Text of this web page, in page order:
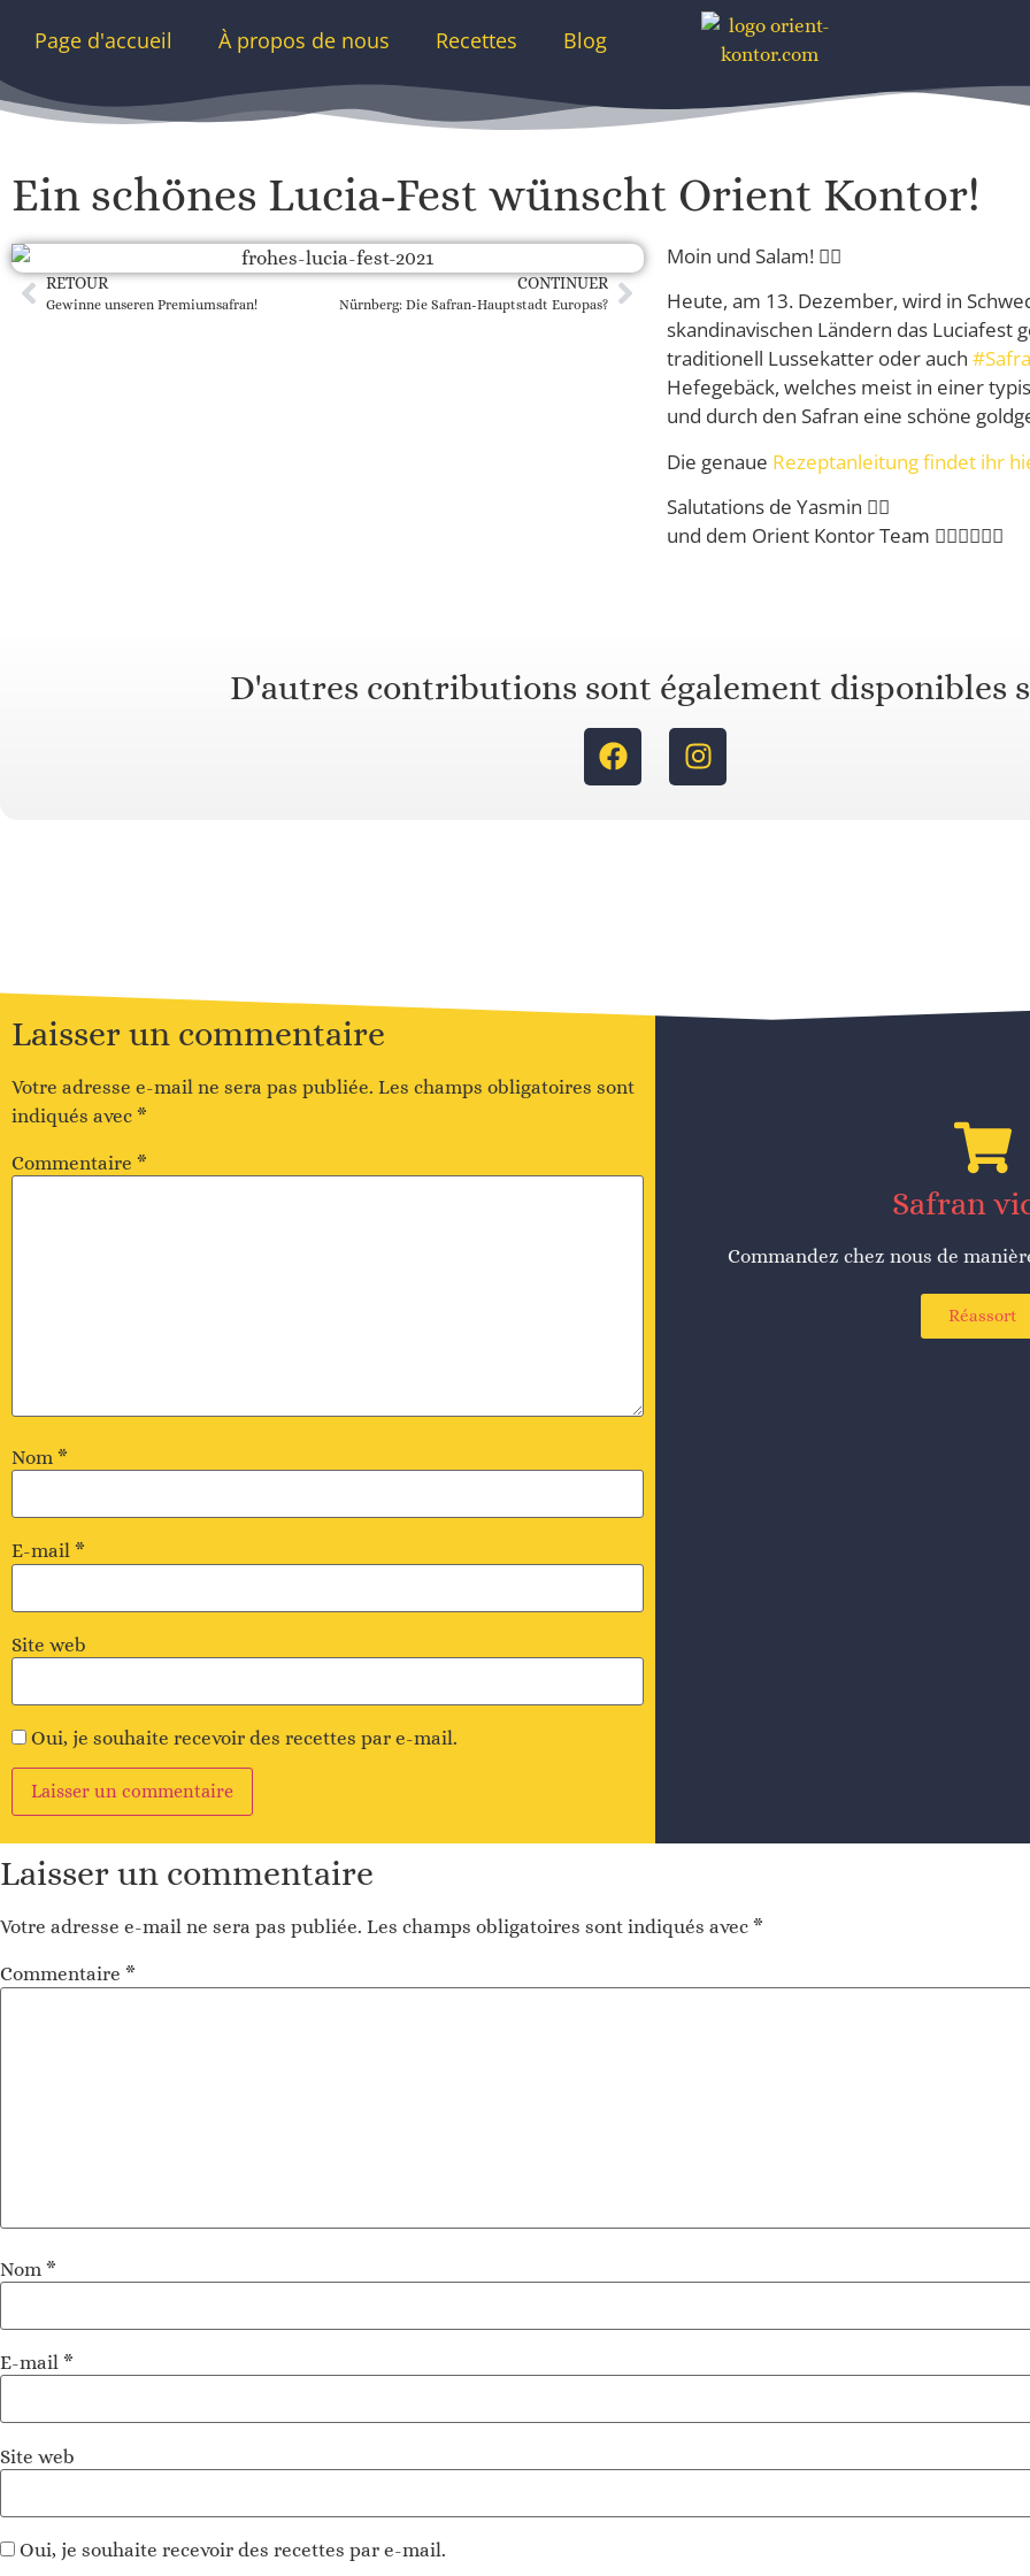
Page d'accueil À propos de nous Recettes Blog
Ein schönes Lucia-Fest wünscht Orient Kontor!
RETOUR
Gewinne unseren Premiumsafran!
CONTINUER
Nürnberg: Die Safran-Hauptstadt Europas?
Moin und Salam! 🙋‍♀️
Heute, am 13. Dezember, wird in
skandinavischen Ländern das Luciafest
traditionell Lussekatter oder auch
Hefegebäck, welches meist in einer
und durch den Safran eine schöne
Die genaue Rezeptanleitung findet ihr
Salutations de Yasmin 🙋‍♀️
und dem Orient Kontor Team 🙋‍♂️🙋‍♂️🙋‍♂️
D'autres contributions sont également disponibles
Laisser un commentaire
Votre adresse e-mail ne sera pas publiée. Les champs obligatoires sont
indiqués avec *
Commentaire *
Nom *
E-mail *
Site web
Oui, je souhaite recevoir des recettes par e-mail.
Alternative
Safran
Commandez chez nous de
Réassort
Laisser un commentaire
Votre adresse e-mail ne sera pas publiée. Les champs obligatoires sont indiqués avec *
Commentaire *
Nom *
E-mail *
Site web
Oui, je souhaite recevoir des recettes par e-mail.